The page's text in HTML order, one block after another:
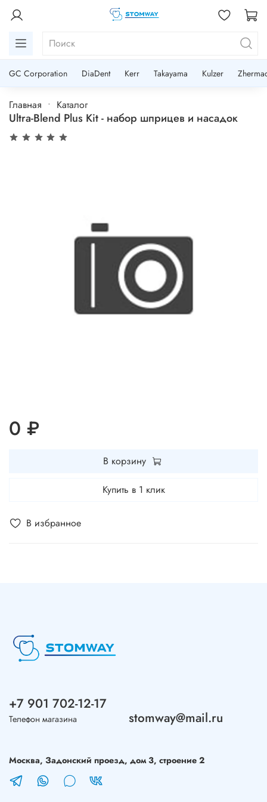
GC Corporation DiaDent Kerr Takayama Kulzer
Главная Каталог
Ultra-Blend Plus Kit - набор шприцев и насадок
В избранное
0 ₽
В корзину
Купить в 1 клик
+7 901 702-12-17
Телефон магазина stomway@mail.ru
Москва, Задонский проезд, дом 3, строение 2